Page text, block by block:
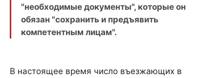
"необходимые документы", которые он
обязан "сохранить и предъявить
компетентным лицам".
В настоящее время число въезжающих в